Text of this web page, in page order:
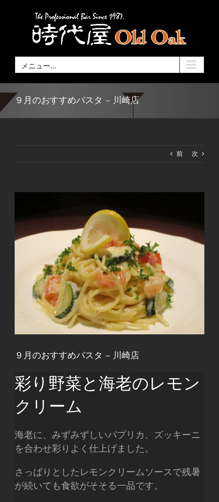
メニュー...
９月のおすすめパスタ – 川崎店
前 次
９月のおすすめパスタ – 川崎店
彩り野菜と海老のレモン
クリーム
海老に、みずみずしいパプリカ、ズッキーニ
を合わせ彩りよく仕上げました。
さっぱりとしたレモンクリームソースで残暑
が続いても食欲がそそる一品です。